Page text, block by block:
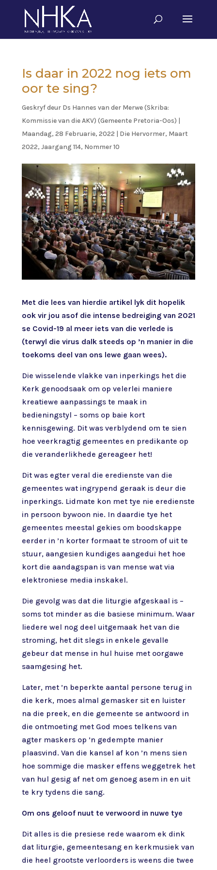
Is daar in 2022 nog iets om
oor te sing?
Geskryf deur Ds Hannes van der Merwe (Skriba:
Kommissie van die AKV) (Gemeente Pretoria-Oos) |
Maandag, 28 Februarie, 2022 | Die Hervormer, Maart
2022, Jaargang 114, Nommer 10
Met die lees van hierdie artikel lyk dit hopelik
ook vir jou asof die intense bedreiging van 2021
se Covid-19 al meer iets van die verlede is
(terwyl die virus dalk steeds op ’n manier in die
toekoms deel van ons lewe gaan wees).
Die wisselende vlakke van inperkings het die
Kerk genoodsaak om op velerlei maniere
kreatiewe aanpassings te maak in
bedieningstyl – soms op baie kort
kennisgewing. Dit was verblydend om te sien
hoe veerkragtig gemeentes en predikante op
die veranderlikhede gereageer het!
Dit was egter veral die eredienste van die
gemeentes wat ingrypend geraak is deur die
inperkings. Lidmate kon met tye nie eredienste
in persoon bywoon nie. In daardie tye het
gemeentes meestal gekies om boodskappe
eerder in ’n korter formaat te stroom of uit te
stuur, aangesien kundiges aangedui het hoe
kort die aandagspan is van mense wat via
elektroniese media inskakel.
Die gevolg was dat die liturgie afgeskaal is –
soms tot minder as die basiese minimum. Waar
liedere wel nog deel uitgemaak het van die
stroming, het dit slegs in enkele gevalle
gebeur dat mense in hul huise met oorgawe
saamgesing het.
Later, met ’n beperkte aantal persone terug in
die kerk, moes almal gemasker sit en luister
na die preek, en die gemeente se antwoord in
die ontmoeting met God moes telkens van
agter maskers op ’n gedempte manier
plaasvind. Van die kansel af kon ’n mens sien
hoe sommige die masker effens weggetrek het
van hul gesig af net om genoeg asem in en uit
te kry tydens die sang.
Om ons geloof nuut te verwoord in nuwe tye
Dit alles is die presiese rede waarom ek dink
dat liturgie, gemeentesang en kerkmusiek van
die heel grootste verloorders is weens die twee